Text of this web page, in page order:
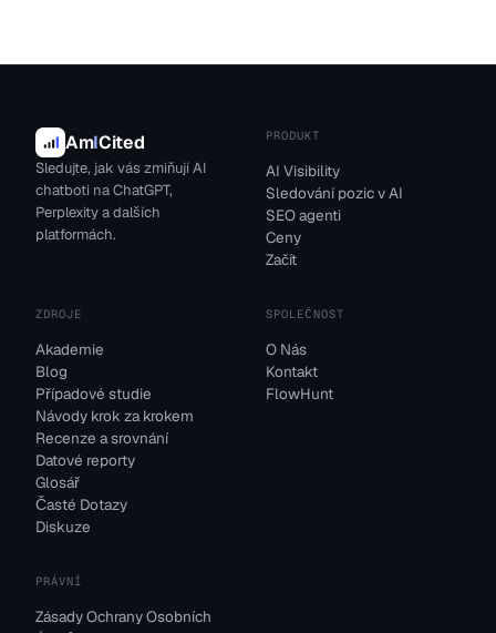
AmICited
Sledujte, jak vás zmiňují AI
chatboti na ChatGPT,
Perplexity a dalších
platformách.
PRODUKT
AI Visibility
Sledování pozic v AI
SEO agenti
Ceny
Začít
ZDROJE
Akademie
Blog
Případové studie
Návody krok za krokem
Recenze a srovnání
Datové reporty
Glosář
Časté Dotazy
Diskuze
SPOLEČNOST
O Nás
Kontakt
FlowHunt
PRÁVNÍ
Zásady Ochrany Osobních